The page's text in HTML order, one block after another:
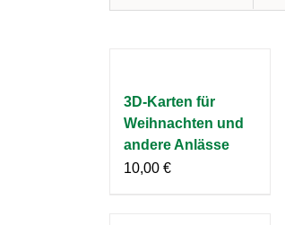
3D-Karten für
Weihnachten und
andere Anlässe
10,00 €